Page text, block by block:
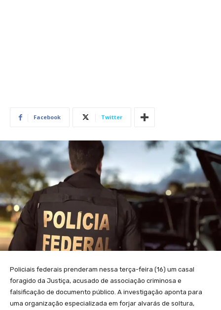
Facebook Twitter
Policiais federais prenderam nessa terça-feira (16) um casal
foragido da Justiça, acusado de associação criminosa e
falsificação de documento público. A investigação aponta para
uma organização especializada em forjar alvarás de soltura,